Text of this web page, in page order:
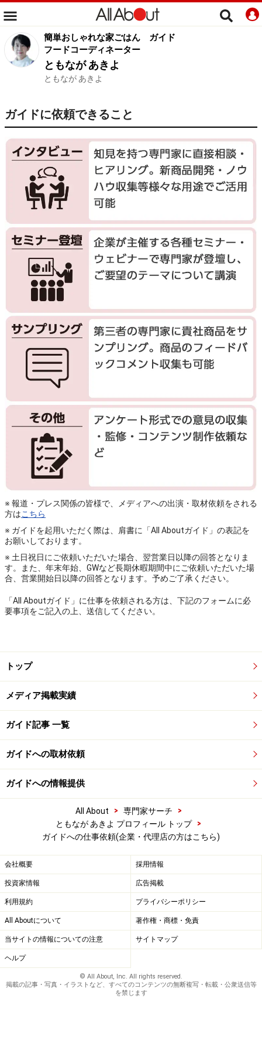
簡単おしゃれな家ごはん
ガイド
フードコーディネーター
ともなが あきよ
ともなが あきよ
ガイドに依頼できること
※ 報道・プレス関係の皆様で、メディアへの出演・取材依頼をされる
方はこちら
※ ガイドを起用いただく際は、肩書に「All Aboutガイド」の表記を
お願いしております。
※ 土日祝日にご依頼いただいた場合、翌営業日以降の回答となりま
す。また、年末年始、GWなど長期休暇期間中にご依頼いただいた場
合、営業開始日以降の回答となります。予めご了承ください。
「All Aboutガイド」に仕事を依頼される方は、下記のフォームに必
要事項をご記入の上、送信してください。
トップ
メディア掲載実績
ガイド記事 一覧
ガイドへの取材依頼
ガイドへの情報提供
All About > 専門家サーチ
>
ともなが あきよ プロフィール トップ
>
ガイドへの仕事依頼(企業・代理店の方はこちら)
会社概要 採用情報
投資家情報 広告掲載
利用規約 プライバシーポリシー
All Aboutについて 著作権・商標・免責
当サイトの情報についての注意 サイトマップ
ヘルプ
© All About, Inc. All rights reserved.
掲載の記事・写真・イラストなど、すべてのコンテンツの無断複写・転載・公衆送信等
を禁じます